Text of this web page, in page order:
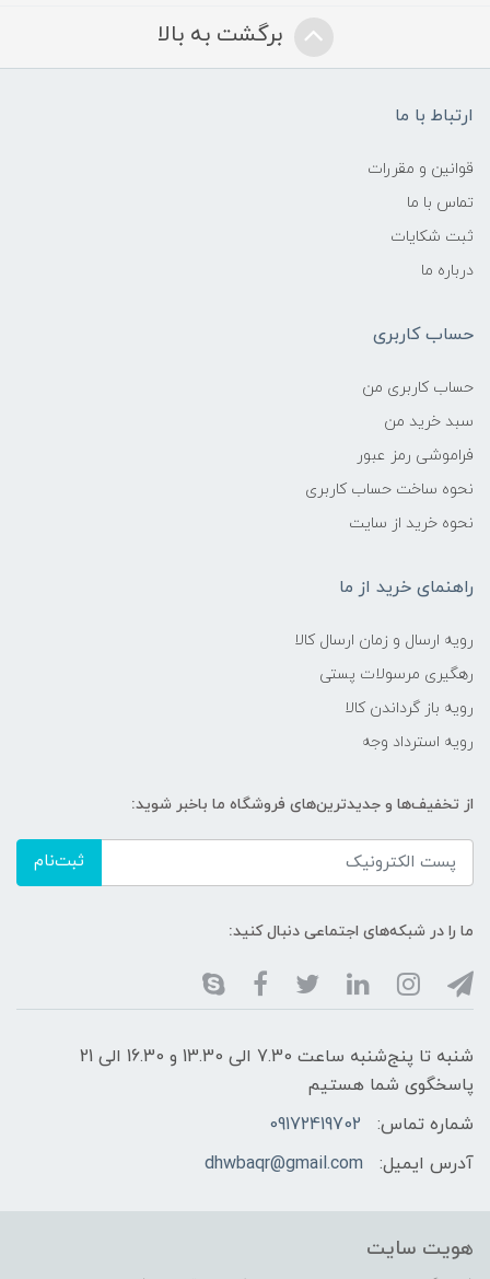
برگشت به بالا
ارتباط با ما
قوانین و مقررات
تماس با ما
ثبت شکایات
درباره ما
حساب کاربری
حساب کاربری من
سبد خرید من
فراموشی رمز عبور
نحوه ساخت حساب کاربری
نحوه خرید از سایت
راهنمای خرید از ما
رویه ارسال و زمان ارسال کالا
رهگیری مرسولات پستی
رویه باز گرداندن کالا
رویه استرداد وجه
از تخفیف‌ها و جدیدترین‌های فروشگاه ما باخبر شوید:
ثبت‌نام
ما را در شبکه‌های اجتماعی دنبال کنید:
شنبه تا پنج‌شنبه ساعت 7.30 الی 13.30 و 16.30 الی 21
پاسخگوی شما هستیم
شماره تماس:
09172419702
آدرس ایمیل:
dhwbaqr@gmail.com
هویت سایت